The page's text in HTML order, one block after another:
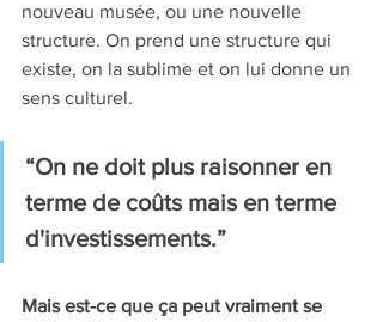
nouveau musée, ou une nouvelle
structure. On prend une structure qui
existe, on la sublime et on lui donne un
sens culturel.
“On ne doit plus raisonner en
terme de coûts mais en terme
d'investissements.”
Mais est-ce que ça peut vraiment se